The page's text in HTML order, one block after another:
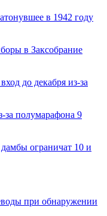
в 1942 году
в Заксобрание
до декабря из-за
полумарафона 9
ограничат 10 и
при обнаружении